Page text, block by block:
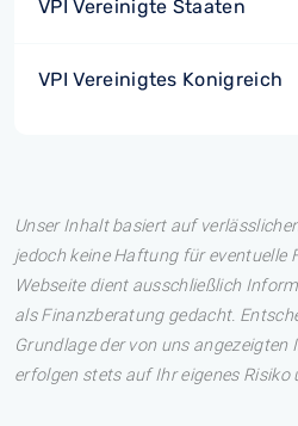
VPI Vereinigte Staaten
VPI Vereinigtes Konigreich
Unser Inhalt basiert auf
jedoch keine Haftung für eventuelle
Webseite dient ausschließlich
als Finanzberatung gedacht.
Grundlage der von uns
erfolgen stets auf Ihr eigenes Risiko